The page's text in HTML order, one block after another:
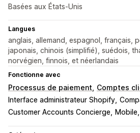
Basées aux États-Unis
Langues
anglais, allemand, espagnol, français,
japonais, chinois (simplifié), suédois,
norvégien, finnois, et néerlandais
Fonctionne avec
Processus de paiement Comptes
Interface administrateur Shopify
Customer Accounts Concierge
Mobile